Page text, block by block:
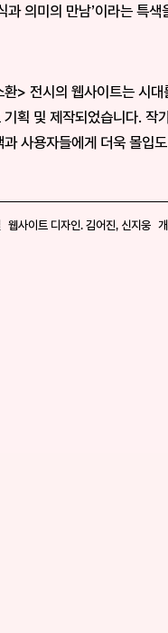
과 의⁠미⁠의 만⁠남⁠’⁠이⁠라⁠는 특⁠
⁠> 전⁠시⁠의 웹⁠사⁠이⁠트⁠는 시⁠
획 및 제⁠작⁠되⁠었⁠습⁠니⁠다⁠. 작⁠
사⁠용⁠자⁠들⁠에⁠게 더⁠욱 몰⁠입⁠
웹사이트 디자인. 김어진, 신지웅